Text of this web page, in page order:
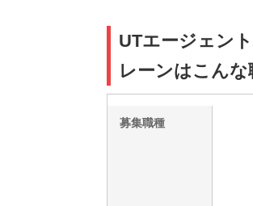
UTエージェン
レーンはこんな
募集職種